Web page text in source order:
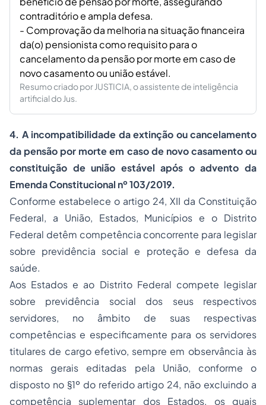
contraditório e ampla defesa.
- Comprovação da melhoria na situação financeira
da(o) pensionista como requisito para o
cancelamento da pensão por morte em caso de
novo casamento ou união estável.
Resumo criado por JUSTICIA, o assistente de inteligência
artificial do Jus.
4. A incompatibilidade da extinção ou cancelamento
da pensão por morte em caso de novo casamento ou
constituição de união estável após o advento da
Emenda Constitucional nº 103/2019.
Conforme estabelece o artigo 24, XII da Constituição
Federal, a União, Estados, Municípios e o Distrito
Federal detêm competência concorrente para legislar
sobre previdência social e proteção e defesa da
saúde.
Aos Estados e ao Distrito Federal compete legislar
sobre previdência social dos seus respectivos
servidores, no âmbito de suas respectivas
competências e especificamente para os servidores
titulares de cargo efetivo, sempre em observância às
normas gerais editadas pela União, conforme o
disposto no §1º do referido artigo 24, não excluindo a
competência suplementar dos Estados, os quais